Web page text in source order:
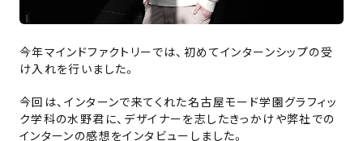
今年マインドファクトリーでは、初めてインターンシップの受
け入れを行いました。
今回は、インターンで来てくれた名古屋モード学園グラフィッ
ク学科の水野君に、デザイナーを志したきっかけや弊社での
インターンの感想をインタビューしました。